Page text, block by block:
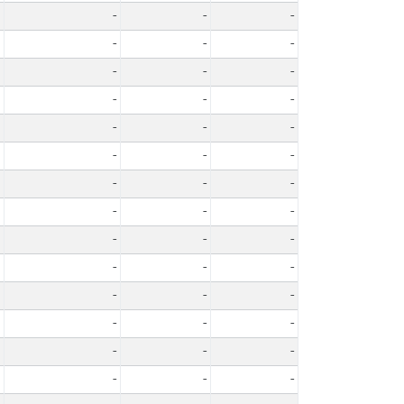
- -
-
- -
-
- -
-
- -
-
- -
-
- -
-
- -
-
- -
-
- -
-
- -
-
- -
-
- -
-
- -
-
- -
-